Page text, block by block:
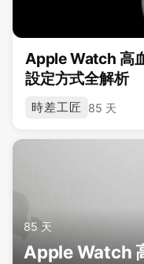
Apple Watch 高
設定方式全解析
時差工匠 85 天
85 天
Apple Watch